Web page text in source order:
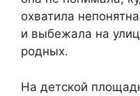
охватила
и выбежала на
родных.
На детской